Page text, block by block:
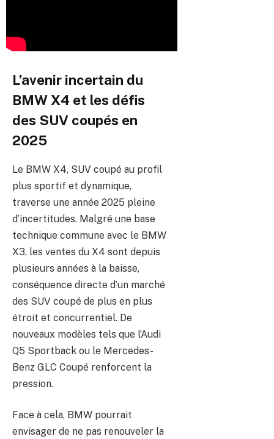
L’avenir incertain du
BMW X4 et les défis
des SUV coupés en
2025
Le BMW X4, SUV coupé au profil
plus sportif et dynamique,
traverse une année 2025 pleine
d’incertitudes. Malgré une base
technique commune avec le BMW
X3, les ventes du X4 sont depuis
plusieurs années à la baisse,
conséquence directe d’un marché
des SUV coupé de plus en plus
étroit et concurrentiel. De
nouveaux modèles tels que l’Audi
Q5 Sportback ou le Mercedes-
Benz GLC Coupé renforcent la
pression.
Face à cela, BMW pourrait
envisager de ne pas renouveler la